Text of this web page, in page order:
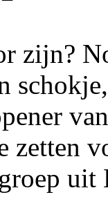
zijn?
zetten
uit